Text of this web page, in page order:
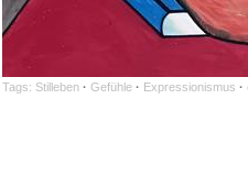
Tags: Stilleben · Gefühle · Expressionismus ·